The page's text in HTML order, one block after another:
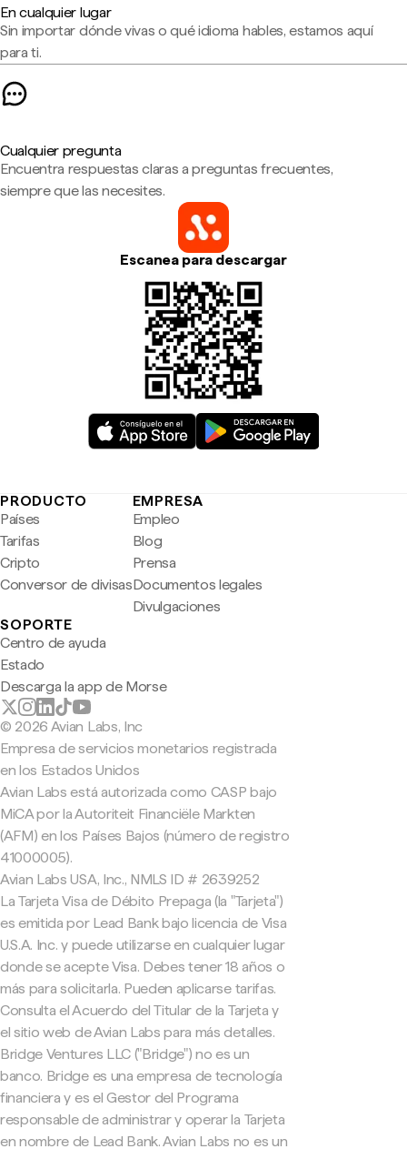
En cualquier lugar
Sin importar dónde vivas o qué idioma hables, estamos aquí
para ti.
Cualquier pregunta
Encuentra respuestas claras a preguntas frecuentes,
siempre que las necesites.
Escanea para descargar
PRODUCTO
Países
Tarifas
Cripto
Conversor de divisas
EMPRESA
Empleo
Blog
Prensa
Documentos legales
Divulgaciones
SOPORTE
Centro de ayuda
Estado
Descarga la app de Morse
© 2026 Avian Labs, Inc
Empresa de servicios monetarios registrada
en los Estados Unidos
Avian Labs está autorizada como CASP bajo
MiCA por la Autoriteit Financiële Markten
(AFM) en los Países Bajos (número de registro
41000005).
Avian Labs USA, Inc., NMLS ID # 2639252
La Tarjeta Visa de Débito Prepaga (la "Tarjeta")
es emitida por Lead Bank bajo licencia de Visa
U.S.A. Inc. y puede utilizarse en cualquier lugar
donde se acepte Visa. Debes tener 18 años o
más para solicitarla. Pueden aplicarse tarifas.
Consulta el Acuerdo del Titular de la Tarjeta y
el sitio web de Avian Labs para más detalles.
Bridge Ventures LLC ("Bridge") no es un
banco. Bridge es una empresa de tecnología
financiera y es el Gestor del Programa
responsable de administrar y operar la Tarjeta
en nombre de Lead Bank. Avian Labs no es un